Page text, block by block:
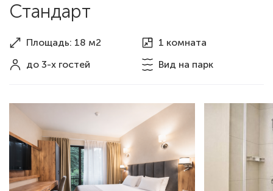
Стандарт
Площадь: 18 м2
1 комната
до 3-х гостей
Вид на парк